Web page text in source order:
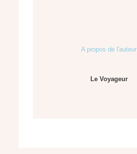
A propos de l'auteur
Le Voyageur